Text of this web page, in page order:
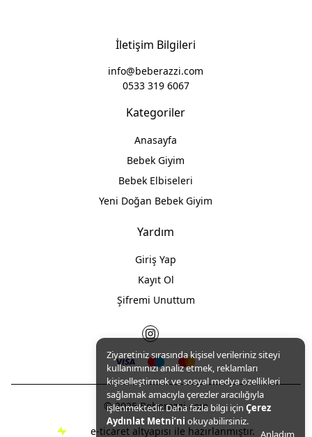
Ziyaretiniz sırasında kişisel verileriniz siteyi
kullanımınızı analiz etmek, reklamları
kişiselleştirmek ve sosyal medya özellikleri
sağlamak amacıyla çerezler aracılığıyla
işlenmektedir. Daha fazla bilgi için Çerez
Aydınlat Metni’ni okuyabilirsiniz.
Anladım
Kategoriler
Anasayfa
Bebek Giyim
Bebek Elbiseleri
Yeni Doğan Bebek Giyim
İletişim Bilgileri
info@beberazzi.com
0533 319 6067
Yardım
Giriş Yap
Kayıt Ol
Şifremi Unuttum
© 2025 Beberazzi.com
e-ticaret altyapısı ile hazırlanmıştır.